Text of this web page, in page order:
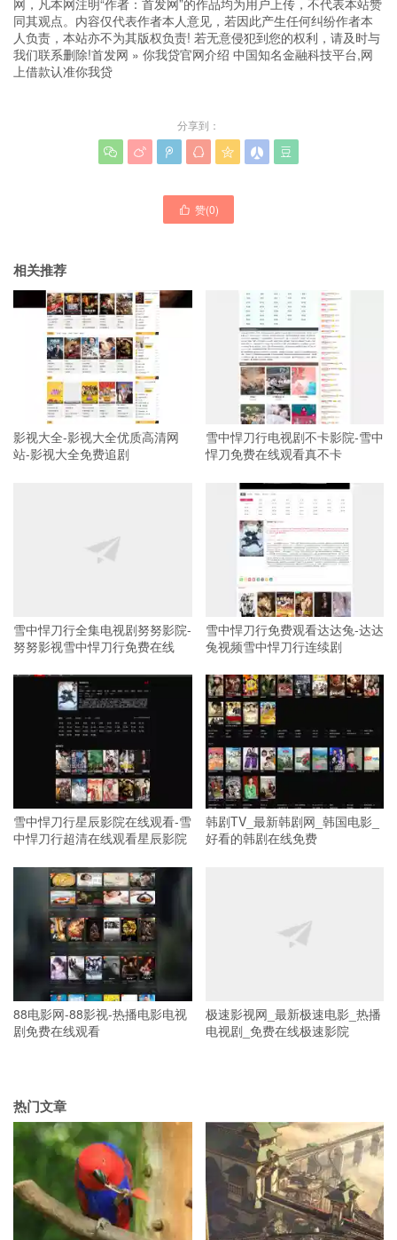
网，凡本网注明“作者：首发网”的作品均为用户上传，不代表本站赞
同其观点。内容仅代表作者本人意见，若因此产生任何纠纷作者本
人负责，本站亦不为其版权负责! 若无意侵犯到您的权利，请及时与
我们联系删除!首发网 » 你我贷官网介绍 中国知名金融科技平台,网
上借款认准你我贷
分享到：
      
 赞(0)
相关推荐
影视大全-影视大全优质高清网
站-影视大全免费追剧
雪中悍刀行电视剧不卡影院-雪中
悍刀免费在线观看真不卡
雪中悍刀行全集电视剧努努影院-
努努影视雪中悍刀行免费在线
雪中悍刀行免费观看达达兔-达达
兔视频雪中悍刀行连续剧
雪中悍刀行星辰影院在线观看-雪
中悍刀行超清在线观看星辰影院
韩剧TV_最新韩剧网_韩国电影_
好看的韩剧在线免费
88电影网-88影视-热播电影电视
剧免费在线观看
极速影视网_最新极速电影_热播
电视剧_免费在线极速影院
热门文章